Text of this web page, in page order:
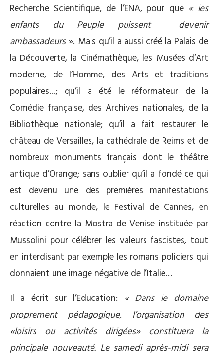
Recherche Scientifique, de l’ENA, pour que « les
enfants du Peuple puissent
devenir
ambassadeurs ». Mais qu’il a aussi créé la Palais de
la Découverte, la Cinémathèque, les Musées d’Art
moderne, de l’Homme, des Arts et traditions
populaires…; qu’il a été le réformateur de la
Comédie française, des Archives nationales, de la
Bibliothèque nationale; qu’il a fait restaurer le
château de Versailles, la cathédrale de Reims et de
nombreux monuments français dont le théâtre
antique d’Orange; sans oublier qu’il a fondé ce qui
est devenu une des premières manifestations
culturelles au monde, le Festival de Cannes, en
réaction contre la Mostra de Venise instituée par
Mussolini pour célébrer les valeurs fascistes, tout
en interdisant par exemple les romans policiers qui
donnaient une image négative de l’Italie…
Il a écrit sur l’Education: « Dans le domaine
proprement pédagogique, l’organisation des
«loisirs ou activités dirigées» constituera la
principale nouveauté. Le samedi après-midi sera